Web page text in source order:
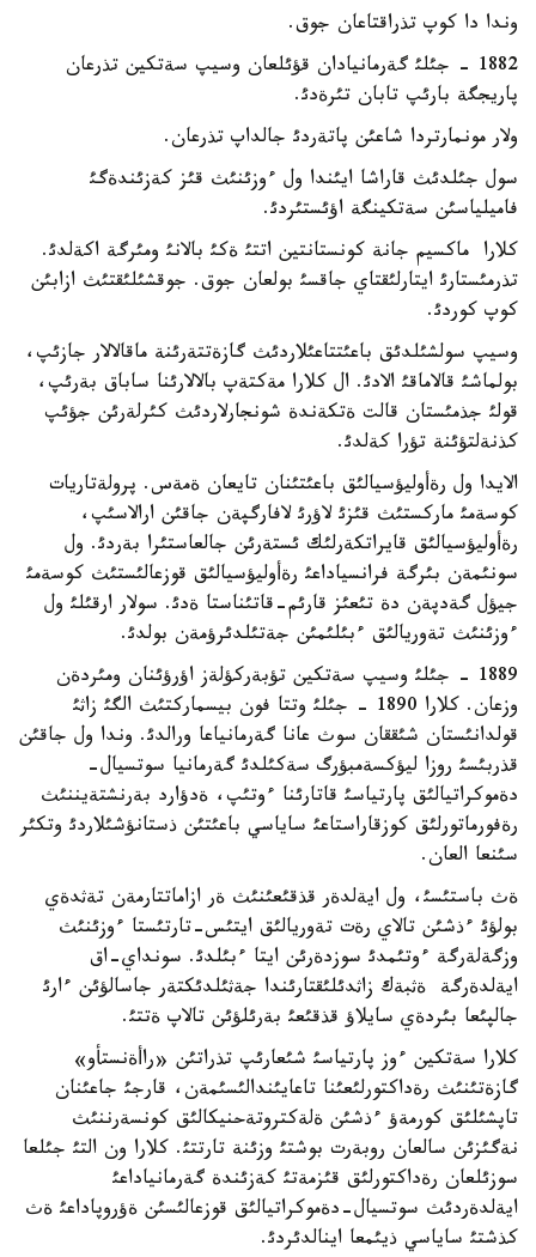
وندا دا كوپ تذراقتاعان جوق.
1882 - جئلئ گةرمانيادان قؤئلعان وسيپ سةتكين تذرعان
پاريجگة بارئپ تابان تئرةدئ.
ولار مونمارتردا شاعئن پاتةردئ جالداپ تذرعان.
سول جئلدئث قاراشا ايئندا ول ءوزئنئث قئز كةزئندةگئ
فاميلياسئن سةتكينگة اؤئستئردئ.
كلارا ماكسيم جانة كونستانتين اتتئ ةكئ بالانئ ومئرگة اكةلدئ.
تذرمئستارئ ايتارلئقتاي جاقسئ بولعان جوق. جوقشئلئقتئث ازابئن
كوپ كوردئ.
وسيپ سولشئلدئق باعئتتاعئلاردئث گازةتتةرئنة ماقالالار جازئپ،
بولماشئ قالاماقئ الادئ. ال كلارا مةكتةپ بالالارئنا ساباق بةرئپ،
قولئ جذمئستان قالت ةتكةندة شونجارلاردئث كئرلةرئن جؤئپ
كذنةلتؤئنة تؤرا كةلدئ.
الايدا ول رةأوليؤسيالئق باعئتئنان تايعان ةمةس. پرولةتاريات
كوسةمئ ماركستئث قئزئ لاؤرئ لافارگپةن جاقئن ارالاسئپ،
رةأوليؤسيالئق قايراتكةرلئك ئستةرئن جالعاستئرا بةردئ. ول
سونئمةن بئرگة فرانسياداعئ رةأوليؤسيالئق قوزعالئستئث كوسةمئ
جيؤل گةدپةن دة تئعئز قارئم-قاتئناستا ةدئ. سولار ارقئلئ ول
ءوزئنئث تةوريالئق ءبئلئمئن جةتئلدئرؤمةن بولدئ.
1889 - جئلئ وسيپ سةتكين تؤبةركؤلةز اؤرؤئنان ومئردةن
وزعان. كلارا 1890 - جئلئ وتتا فون بيسماركتئث الگئ زاثئ
قولدانئستان شئققان سوث عانا گةرمانياعا ورالدئ. وندا ول جاقئن
قذربئسئ روزا ليؤكسةمبؤرگ سةكئلدئ گةرمانيا سوتسيال-
دةموكراتيالئق پارتياسئ قاتارئنا ءوتئپ، ةدؤارد بةرنشتةيننئث
رةفورماتورلئق كوزقاراستاعئ ساياسي باعئتئن ذستانؤشئلاردئ وتكئر
سئنعا العان.
ةث باستئسئ، ول ايةلدةر قذقئعئنئث ةر ازاماتتارمةن تةثدةي
بولؤئ ءذشئن تالاي رةت تةوريالئق ايتئس-تارتئستا ءوزئنئث
وزگةلةرگة ءوتئمدئ سوزدةرئن ايتا ءبئلدئ. سونداي-اق
ايةلدةرگة ةثبةك زاثدئلئقتارئندا جةثئلدئكتةر جاسالؤئن ءارئ
جالپئعا بئردةي سايلاؤ قذقئعئ بةرئلؤئن تالاپ ةتتئ.
كلارا سةتكين ءوز پارتياسئ شئعارئپ تذراتئن «راأةنستأو»
گازةتئنئث رةداكتورلئعئنا تاعايئندالئسئمةن، قارجئ جاعئنان
تاپشئلئق كورمةؤ ءذشئن ةلةكتروتةحنيكالئق كونسةرننئث
نةگئزئن سالعان روبةرت بوشتئ وزئنة تارتتئ. كلارا ون التئ جئلعا
سوزئلعان رةداكتورلئق قئزمةتئ كةزئندة گةرمانياداعئ
ايةلدةردئث سوتسيال-دةموكراتيالئق قوزعالئسئن ةؤروپاداعئ ةث
كذشتئ ساياسي ذيئمعا اينالدئردئ.